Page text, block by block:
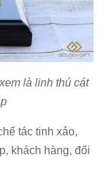
là linh thú cát
tác tinh xảo,
khách hàng, đối